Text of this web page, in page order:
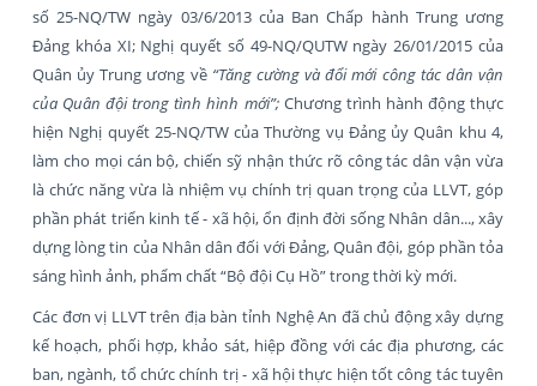
số 25-NQ/TW ngày 03/6/2013 của Ban Chấp hành Trung ương
Đảng khóa XI; Nghị quyết số 49-NQ/QUTW ngày 26/01/2015 của
Quân ủy Trung ương về “Tăng cường và đổi mới công tác dân vận
của Quân đội trong tình hình mới”;Chương trình hành động thực
hiện Nghị quyết 25-NQ/TW của Thường vụ Đảng ủy Quân khu 4,
làm cho mọi cán bộ, chiến sỹ nhận thức rõ công tác dân vận vừa
là chức năng vừa là nhiệm vụ chính trị quan trọng của LLVT, góp
phần phát triển kinh tế - xã hội, ổn định đời sống Nhân dân..., xây
dựng lòng tin của Nhân dân đối với Đảng, Quân đội, góp phần tỏa
sáng hình ảnh, phẩm chất “Bộ đội Cụ Hồ” trong thời kỳ mới.
Các đơn vị LLVT trên địa bàn tỉnh Nghệ An đã chủ động xây dựng
kế hoạch, phối hợp, khảo sát, hiệp đồng với các địa phương, các
ban, ngành, tổ chức chính trị - xã hội thực hiện tốt công tác tuyên